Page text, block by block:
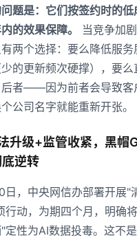
题是：它们按签约时的低
的效果保障。
当竞争加
两个选择：要么降低服务
的更新频次硬撑），要么
后者——因为前者会导致客
公司名字就能重新开张。
升级+监管收紧，黑帽
逆转
，中央网信办部署开展"
行动，为期四个月，明确
定性为AI数据投毒。这不